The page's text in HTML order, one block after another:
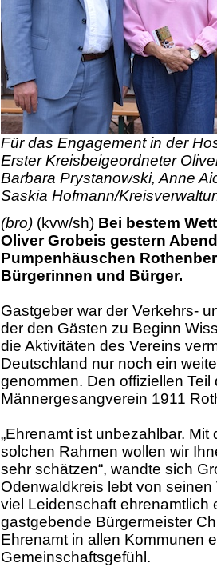
Für das Engagement in der
Erster Kreisbeigeordneter
Barbara Prystanowski, Anne
Saskia Hofmann/
(bro) (kvw/sh) Bei bestem
Oliver Grobeis gestern
Pumpenhäuschen
Bürgerinnen und Bürger.
Gastgeber war der Verkehrs-
der den Gästen zu Beginn
die Aktivitäten des Vereins
Deutschland nur noch ein
genommen. Den offiziellen
Männergesangverein 1911
„Ehrenamt ist unbezahlbar.
solchen Rahmen wollen wir
sehr schätzen“, wandte sich
Odenwaldkreis lebt von
viel Leidenschaft ehrenamtlich
gastgebende Bürgermeister
Ehrenamt in allen Kommunen
Gemeinschaftsgefühl.